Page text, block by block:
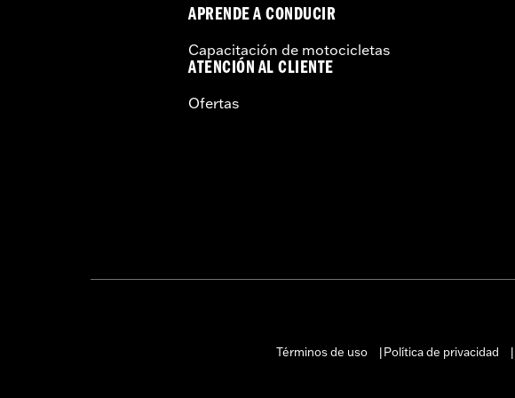
APRENDE A CONDUCIR
Capacitación de motocicletas
ATENCIÓN AL CLIENTE
Ofertas
Términos de uso
Política de privacidad